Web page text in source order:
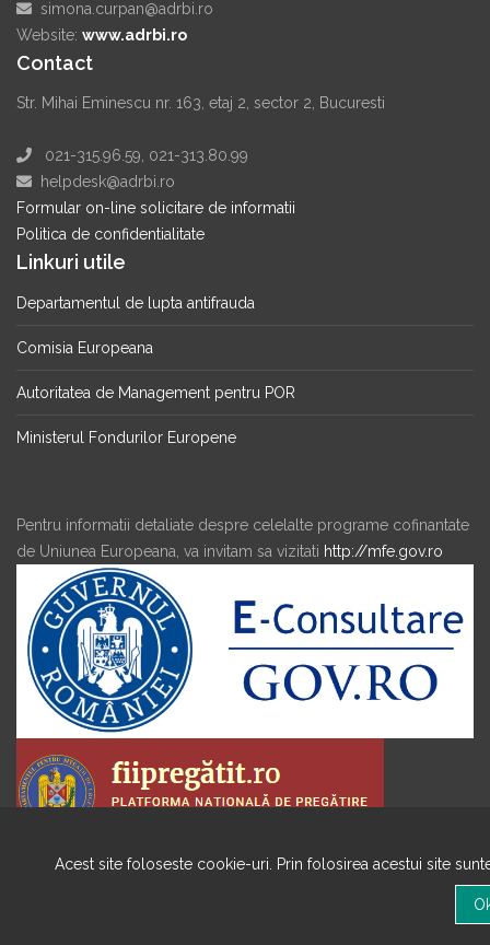
simona.curpan@adrbi.ro
Website: www.adrbi.ro
Contact
Str. Mihai Eminescu nr. 163, etaj 2, sector 2, Bucuresti
021-315.96.59, 021-313.80.99
helpdesk@adrbi.ro
Formular on-line solicitare de informatii
Politica de confidentialitate
Linkuri utile
Departamentul de lupta antifrauda
Comisia Europeana
Autoritatea de Management pentru POR
Ministerul Fondurilor Europene
Pentru informatii detaliate despre celelalte programe cofinantate
de Uniunea Europeana, va invitam sa vizitati http://mfe.gov.ro
Acest site foloseste cookie-uri. Prin folosirea acestui site